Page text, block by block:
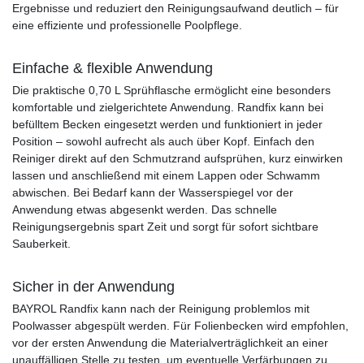
Ergebnisse und reduziert den Reinigungsaufwand deutlich – für
eine effiziente und professionelle Poolpflege.
Einfache & flexible Anwendung
Die praktische 0,70 L Sprühflasche ermöglicht eine besonders
komfortable und zielgerichtete Anwendung. Randfix kann bei
befülltem Becken eingesetzt werden und funktioniert in jeder
Position – sowohl aufrecht als auch über Kopf. Einfach den
Reiniger direkt auf den Schmutzrand aufsprühen, kurz einwirken
lassen und anschließend mit einem Lappen oder Schwamm
abwischen. Bei Bedarf kann der Wasserspiegel vor der
Anwendung etwas abgesenkt werden. Das schnelle
Reinigungsergebnis spart Zeit und sorgt für sofort sichtbare
Sauberkeit.
Sicher in der Anwendung
BAYROL Randfix kann nach der Reinigung problemlos mit
Poolwasser abgespült werden. Für Folienbecken wird empfohlen,
vor der ersten Anwendung die Materialverträglichkeit an einer
unauffälligen Stelle zu testen, um eventuelle Verfärbungen zu